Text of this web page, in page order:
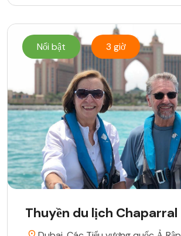
Nổi bật 3 giờ
Thuyền du lịch Chaparral